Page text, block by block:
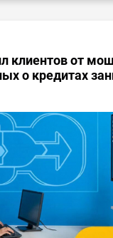
клиентов от
о кредитах